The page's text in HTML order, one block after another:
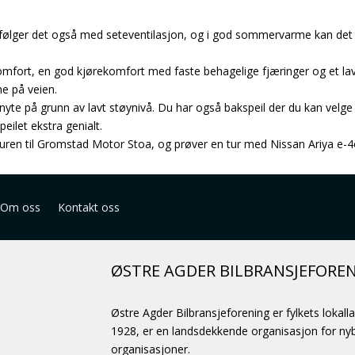
det også med seteventilasjon, og i god sommervarme kan
en god kjørekomfort med faste behagelige fjæringer og et
på veien.
på grunn av lavt støynivå. Du har også bakspeil der du kan
ekstra genialt.
til Gromstad Motor Stoa, og prøver en tur med Nissan Ariya e-
Om oss Kontakt oss
ØSTRE AGDER
Østre Agder Bilbransjeforening er fylkets
1928, er en landsdekkende organisasjon for
organisasjoner.